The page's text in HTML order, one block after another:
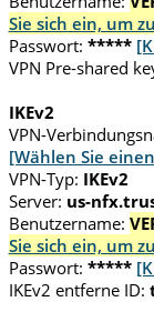
Sie sich ein, um
Passwort: *****
VPN Pre-shared
IKEv2
VPN-
[Wählen Sie
VPN-Typ: IKEv2
Server: us-
Benutzername:
Sie sich ein, um
Passwort: *****
IKEv2 entferne ID: